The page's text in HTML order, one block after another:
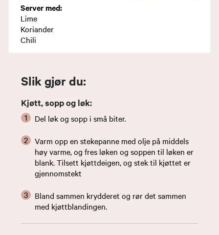
Server med:
Lime
Koriander
Chili
Slik gjør du:
Kjøtt, sopp og løk:
Del løk og sopp i små biter.
Varm opp en stekepanne med olje på middels
høy varme, og fres løken og soppen til løken er
blank. Tilsett kjøttdeigen, og stek til kjøttet er
gjennomstekt
Bland sammen krydderet og rør det sammen
med kjøttblandingen.